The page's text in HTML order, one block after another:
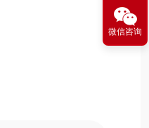
空气呼吸器的充气、维护保
解决的问题。为了帮助安消
，更好地发挥空气呼吸器在
微信咨询